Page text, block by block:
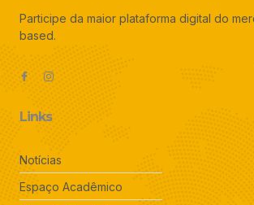
Participe da maior plataforma digital do
based.
Links
Notícias
Espaço Acadêmico